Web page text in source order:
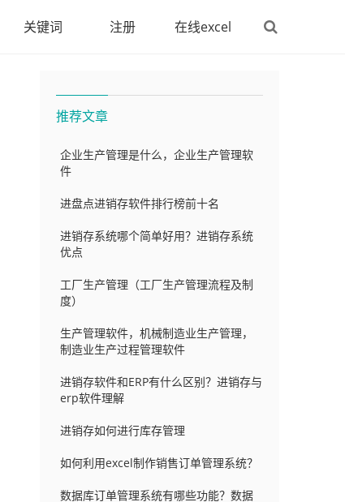
关键词 注册 在线excel
推荐文章
企业生产管理是什么，企业生产管理软
件
进盘点进销存软件排行榜前十名
进销存系统哪个简单好用？进销存系统
优点
工厂生产管理（工厂生产管理流程及制
度）
生产管理软件，机械制造业生产管理，
制造业生产过程管理软件
进销存软件和ERP有什么区别？进销存与
erp软件理解
进销存如何进行库存管理
如何利用excel制作销售订单管理系统？
数据库订单管理系统有哪些功能？数据